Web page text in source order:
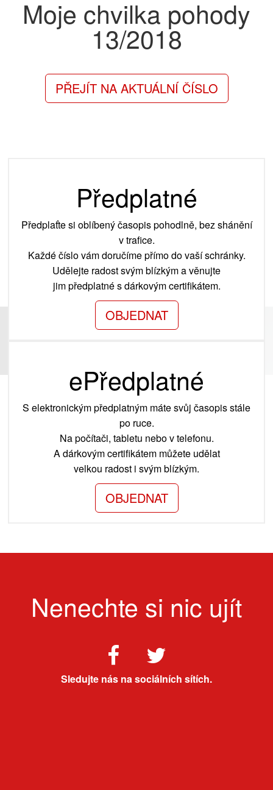
Moje chvilka pohody
13/2018
PŘEJÍT NA AKTUÁLNÍ ČÍSLO
Předplatné
Předplaťte si oblíbený časopis pohodlně, bez shánění
v trafice.
Každé číslo vám doručíme přímo do vaší schránky.
Udělejte radost svým blízkým a věnujte
jim předplatné s dárkovým certifikátem.
OBJEDNAT
ePředplatné
S elektronickým předplatným máte svůj časopis stále
po ruce.
Na počítači, tabletu nebo v telefonu.
A dárkovým certifikátem můžete udělat
velkou radost i svým blízkým.
OBJEDNAT
Nenechte si nic ujít
Sledujte nás na sociálních sítích.